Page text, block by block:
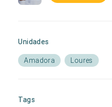
Unidades
Amadora Loures
Tags